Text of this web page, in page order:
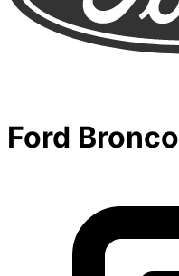
Ford Bronco